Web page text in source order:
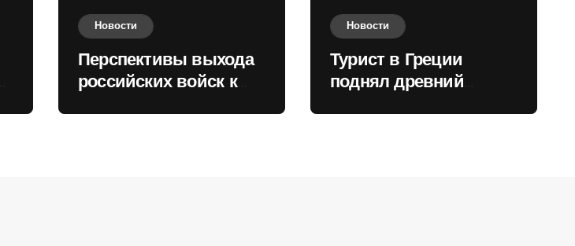
Новости
Перспективы выхода
российских войск к
Новости
Турист в Греции
поднял древний